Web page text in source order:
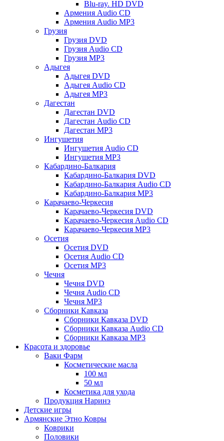
Blu-ray. HD DVD
Армения Audio CD
Армения Audio MP3
Грузия
Грузия DVD
Грузия Audio CD
Грузия MP3
Адыгея
Адыгея DVD
Адыгея Audio CD
Адыгея MP3
Дагестан
Дагестан DVD
Дагестан Audio CD
Дагестан MP3
Ингушетия
Ингушетия Audio CD
Ингушетия MP3
Кабардино-Балкария
Кабардино-Балкария DVD
Кабардино-Балкария Audio CD
Кабардино-Балкария MP3
Карачаево-Черкесия
Карачаево-Черкесия DVD
Карачаево-Черкесия Audio CD
Карачаево-Черкесия MP3
Осетия
Осетия DVD
Осетия Audio CD
Осетия MP3
Чечня
Чечня DVD
Чечня Audio CD
Чечня MP3
Сборники Кавказа
Сборники Кавказа DVD
Сборники Кавказа Audio CD
Сборники Кавказа MP3
Красота и здоровье
Ваки Фарм
Косметические масла
100 мл
50 мл
Косметика для ухода
Продукция Наринэ
Детские игры
Армянские Этно Ковры
Коврики
Половики